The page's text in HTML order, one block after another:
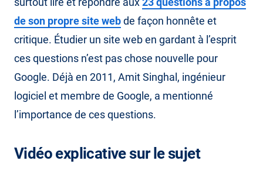
de son propre site webde façon honnête et
critique. Étudier un site web en gardant à l’esprit
ces questions n’est pas chose nouvelle pour
Google. Déjà en 2011, Amit Singhal, ingénieur
logiciel et membre de Google, a mentionné
l’importance de ces questions.
Vidéo explicative sur le sujet